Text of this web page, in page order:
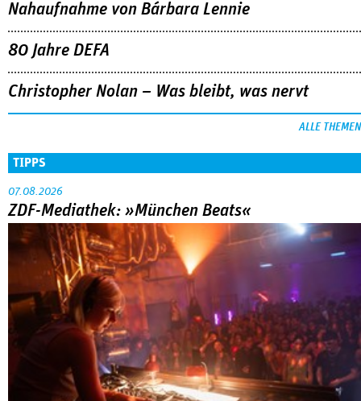
Nahaufnahme von Bárbara Lennie
80 Jahre DEFA
Christopher Nolan – Was bleibt, was nervt
ALLE THEMEN
TIPPS
07.08.2026
ZDF-Mediathek: »München Beats«